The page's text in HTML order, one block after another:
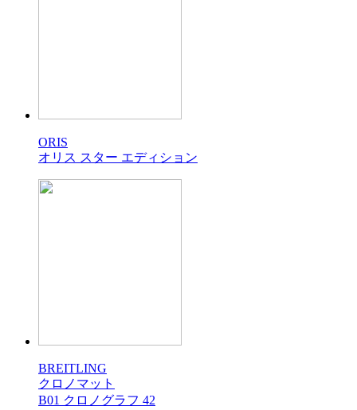
ORIS
オリス スター エディション
BREITLING
クロノマット
B01 クロノグラフ 42